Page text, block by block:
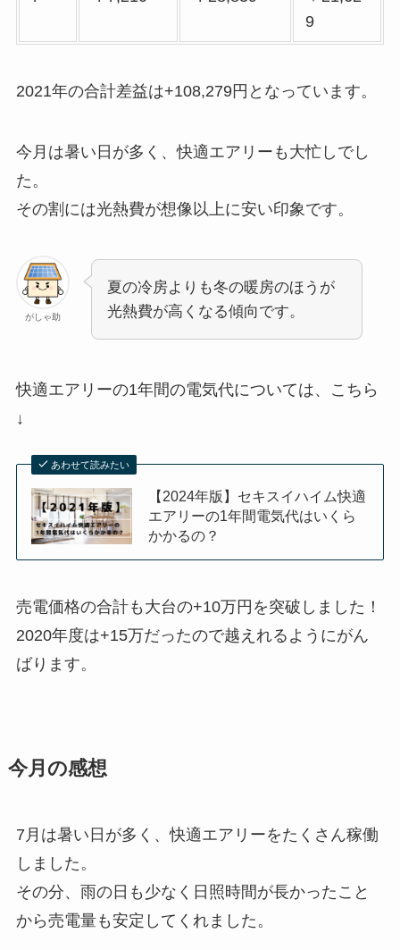
9
2021年の合計差益は+108,279円 となっています。
今月は暑い日が多く、快適エアリーも大忙しでし
た。
その割には光熱費が想像以上に安い印象です。
がしゃ助
夏の冷房よりも冬の暖房のほうが
光熱費が高くなる傾向です。
快適エアリーの1年間の電気代については、こちら
↓
あわせて読みたい
【2024年版】セキスイハイム快適
エアリーの1年間電気代はいくら
かかるの？
売電価格の合計も大台の+10万円を突破しました！
2020年度は+15万だったので越えれるようにがん
ばります。
今月の感想
7月は暑い日が多く、快適エアリーをたくさん稼働
しました。
その分、雨の日も少なく日照時間が長かったこと
から売電量も安定してくれました。